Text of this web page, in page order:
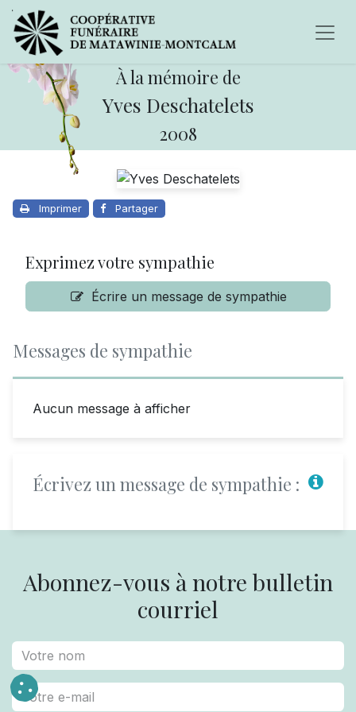
À la mémoire de
Yves Deschatelets
2008
Imprimer Partager
Exprimez votre sympathie
Écrire un message de sympathie
Messages de sympathie
Aucun message à afficher
Écrivez un message de sympathie :
Abonnez-vous à notre bulletin
courriel